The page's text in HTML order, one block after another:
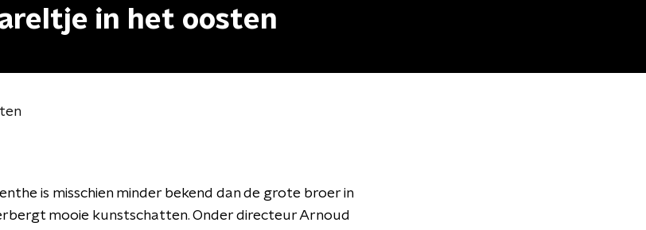
in het oosten
is misschien minder bekend dan de grote broer in
mooie kunstschatten. Onder directeur Arnoud